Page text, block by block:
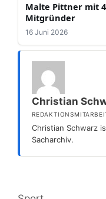
Malte Pittner mit
Mitgründer
16 Juni 2026
Christian
Christian Schwarz
Sacharchiv.
Kategorien